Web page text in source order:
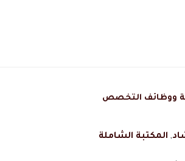
ووظائف التخصص
, المكتبة الشاملة